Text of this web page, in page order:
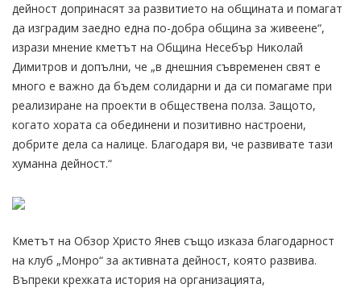
дейност допринасят за развитието на общината и помагат
да изградим заедно една по-добра община за живеене“,
изрази мнение кметът на Община Несебър Николай
Димитров и допълни, че „в днешния съвременен свят е
много е важно да бъдем солидарни и да си помагаме при
реализиране на проекти в обществена полза. Защото,
когато хората са обединени и позитивно настроени,
добрите дела са налице. Благодаря ви, че развивате тази
хуманна дейност.“
Кметът на Обзор Христо Янев също изказа благодарност
на клуб „Монро“ за активната дейност, която развива.
Въпреки крехката история на организацията,